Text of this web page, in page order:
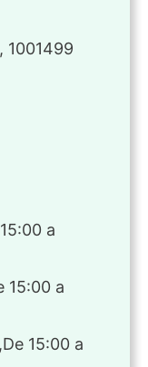
1001499
a
15:00 a
15:00 a